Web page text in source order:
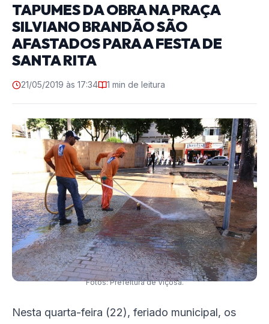
TAPUMES DA OBRA NA PRAÇA
SILVIANO BRANDÃO SÃO
AFASTADOS PARA A FESTA DE
SANTA RITA
21/05/2019 às 17:34 1 min de leitura
Fotos: Prefeitura de Viçosa.
Nesta quarta-feira (22), feriado municipal, os